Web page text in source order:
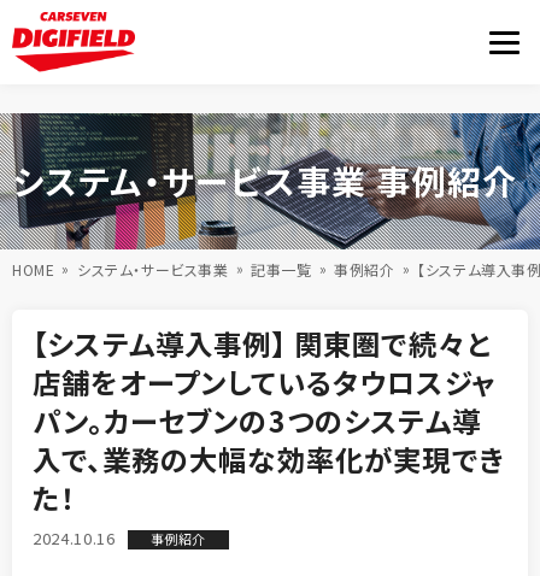
システム・サービス事業 事例紹介
HOME システム・サービス事業 記事一覧 事例紹介 【システム導入事
【システム導入事例】 関東圏で続々と
店舗をオープンしているタウロスジャ
パン。カーセブンの3つのシステム導
入で、業務の大幅な効率化が実現でき
た！
2024.10.16 事例紹介